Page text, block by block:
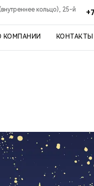
кольцо), 25-й
КОМПАНИИ КОНТАКТЫ